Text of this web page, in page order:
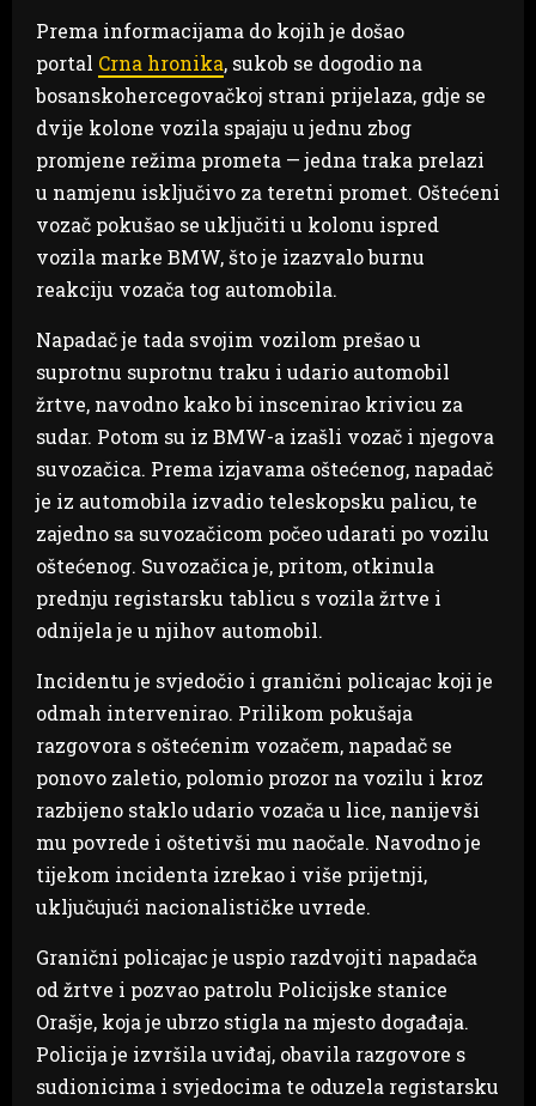
Prema informacijama do kojih je došao
portal Crna hronika, sukob se dogodio na
bosanskohercegovačkoj strani prijelaza, gdje se
dvije kolone vozila spajaju u jednu zbog
promjene režima prometa — jedna traka prelazi
u namjenu isključivo za teretni promet. Oštećeni
vozač pokušao se uključiti u kolonu ispred
vozila marke BMW, što je izazvalo burnu
reakciju vozača tog automobila.
Napadač je tada svojim vozilom prešao u
suprotnu suprotnu traku i udario automobil
žrtve, navodno kako bi inscenirao krivicu za
sudar. Potom su iz BMW-a izašli vozač i njegova
suvozačica. Prema izjavama oštećenog, napadač
je iz automobila izvadio teleskopsku palicu, te
zajedno sa suvozačicom počeo udarati po vozilu
oštećenog. Suvozačica je, pritom, otkinula
prednju registarsku tablicu s vozila žrtve i
odnijela je u njihov automobil.
Incidentu je svjedočio i granični policajac koji je
odmah intervenirao. Prilikom pokušaja
razgovora s oštećenim vozačem, napadač se
ponovo zaletio, polomio prozor na vozilu i kroz
razbijeno staklo udario vozača u lice, nanijevši
mu povrede i oštetivši mu naočale. Navodno je
tijekom incidenta izrekao i više prijetnji,
uključujući nacionalističke uvrede.
Granični policajac je uspio razdvojiti napadača
od žrtve i pozvao patrolu Policijske stanice
Orašje, koja je ubrzo stigla na mjesto događaja.
Policija je izvršila uviđaj, obavila razgovore s
sudionicima i svjedocima te oduzela registarsku